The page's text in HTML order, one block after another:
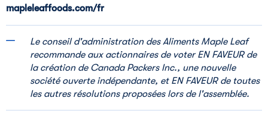
mapleleaffoods.com/fr
Le conseil d'administration des Aliments Maple Leaf
recommande aux actionnaires de voter EN FAVEUR de
la création de Canada Packers Inc., une nouvelle
société ouverte indépendante, et EN FAVEUR de toutes
les autres résolutions proposées lors de l'assemblée.